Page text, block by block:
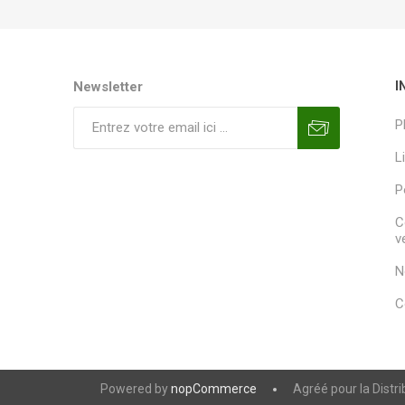
Newsletter
Powered bynopCommerce Agréé pour la